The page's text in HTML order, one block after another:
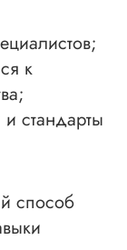
к
и стандарты
способ